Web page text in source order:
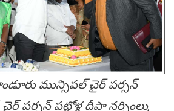
మున్సిప‌ల్ చైర్ ప‌ర్స‌న్
ప‌ర్స‌న్ ప‌ట్లోళ్ల దీపా న‌ర్సింలు,